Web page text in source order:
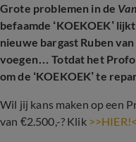
Grote problemen in de
befaamde ‘KOEKOEK’
nieuwe bargast Ruben
voegen… Totdat het
om de ‘KOEKOEK’ te
Wil jij kans maken op een
van €2.500,-? Klik